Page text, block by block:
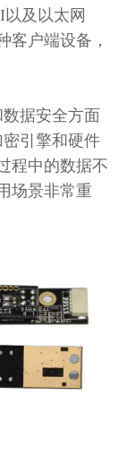
及以太网
客户端设备，
据安全方面
引擎和硬件
程中的数据不
场景非常重